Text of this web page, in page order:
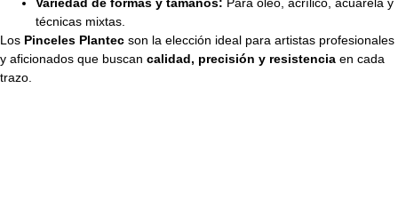
Variedad de formas y tamaños: Para óleo, acrílico, acuarela y
técnicas mixtas.
Los Pinceles Plantec son la elección ideal para artistas profesionales
y aficionados que buscan calidad, precisión y resistencia en cada
trazo.